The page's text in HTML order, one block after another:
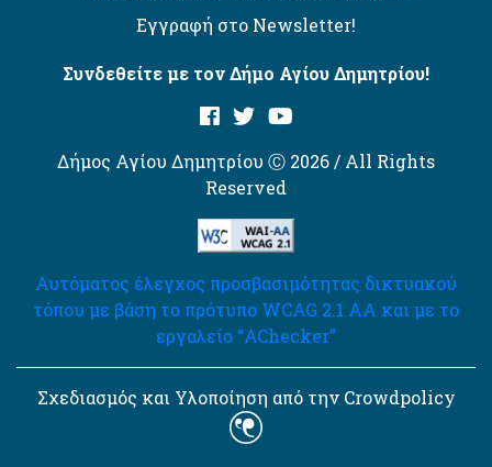
Εγγραφή στο Newsletter!
Συνδεθείτε με τον Δήμο Αγίου Δημητρίου!
Δήμος Αγίου Δημητρίου Ⓒ 2026 / All Rights
Reserved
Αυτόματος έλεγχος προσβασιμότητας δικτυακού
τόπου με βάση το πρότυπο WCAG 2.1 AA και με το
εργαλείο “AChecker”
Σχεδιασμός και Υλοποίηση από την Crowdpolicy